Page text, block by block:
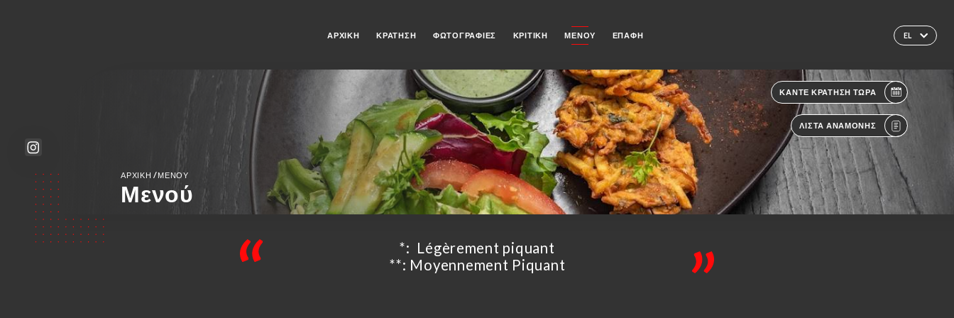
EL
ΑΡΧΙΚΉ ΚΡΆΤΗΣΗ ΦΩΤΟΓΡΑΦΊΕΣ ΚΡΙΤΙΚΉ ΜΕΝΟΎ ΕΠΑΦΉ
ΚΆΝΤΕ ΚΡΆΤΗΣΗ ΤΏΡΑ
ΛΊΣΤΑ ΑΝΑΜΟΝΉΣ
ΑΡΧΙΚΉ/ΜΕΝΟΎ
Μενού
*: ️ Légèrement piquant
**: ️️Moyennement Piquant